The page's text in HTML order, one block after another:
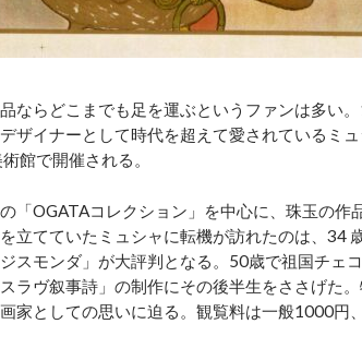
ならどこまでも足を運ぶというファンは多い
ザイナーとして時代を超えて愛されているミ
館で開催される。
「OGATAコレクション」を中心に、珠玉の作
立てていたミュシャに転機が訪れたのは、34
スモンダ」が大評判となる。50歳で祖国チェ
ラヴ叙事詩」の制作にその後半生をささげた。
家としての思いに迫る。観覧料は一般1000円